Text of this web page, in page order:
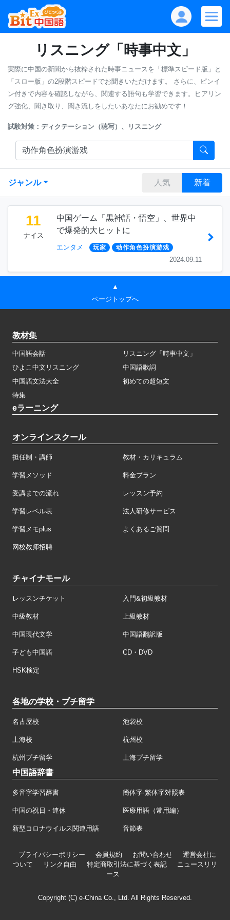
リスニング「時事中文」
実際に中国の新聞から抜粋された時事ニュースを「標準スピード版」と
「スロー版」の2段階スピードでお聞きいただけます。
さらに、ピンイ
ン付きで内容を確認しながら、関連する語句も学習できます。ヒアリン
グ強化、聞き取り、聞き流しをしたいあなたにお勧めです！
試験対策：ディクテーション（聴写）、リスニング
ジャンル 人気 新着
11
ナイス
中国ゲーム「黒神話・悟空」、世界中
で爆発的大ヒットに
エンタメ 玩家 动作角色扮演游戏
2024.09.11
▲
ページトップへ
教材集
中国語会話
リスニング「時事中文」
ひよこ中文リスニング
中国語歌詞
中国語文法大全
初めての超短文
特集
eラーニング
オンラインスクール
担任制・講師 教材・カリキュラム
学習メソッド 料金プラン
受講までの流れ レッスン予約
学習レベル表 法人研修サービス
学習メモplus よくあるご質問
网校教师招聘
チャイナモール
レッスンチケット 入門&初級教材
中級教材 上級教材
中国現代文学 中国語翻訳版
子ども中国語 CD・DVD
HSK検定
各地の学校・プチ留学
名古屋校 池袋校
上海校 杭州校
杭州プチ留学 上海プチ留学
中国語辞書
多音字学習辞書 簡体字·繁体字対照表
中国の祝日・連休 医療用語（常用編）
新型コロナウイルス関連用語 音節表
プライバシーポリシー 会員規約 お問い合わせ
運営会社に
ついて
リンク自由 特定商取引法に基づく表記
ニュースリリ
ース
Copyright (C) e-China Co., Ltd. All Rights Reserved.